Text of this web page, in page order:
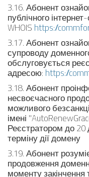
3.16. Абонент
публічного
WHOIS https://
3.17. Абонент
супроводу
обслуговується
адресою: https://
3.18. Абонент
несвоєчасного
можливого
імені
Реєстратором до 20
терміну дії домену
3.19. Абонент
продовження
моменту закінчення